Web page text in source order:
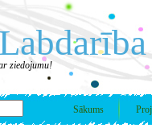
ziedojumu!
Sākums